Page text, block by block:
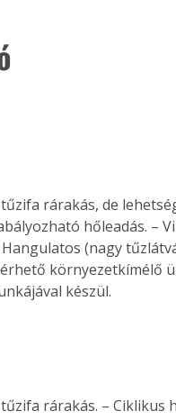
a
rárakás, de
hőleadás. –
(nagy
környezetkímélő
készül.
rárakás. – Ciklikus